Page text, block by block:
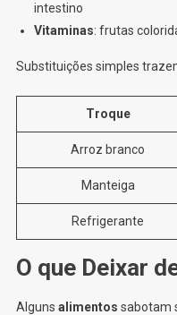
intestino
Vitaminas: frutas
Substituições simples
Troque
Arroz branco
Manteiga
Refrigerante
O que Deixar
Alguns alimentos sabotam